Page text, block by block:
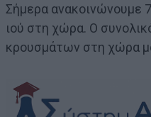
Σήμερα ανακοινώνουμε
ιού στη χώρα. Ο
κρουσμάτων στη χώρα